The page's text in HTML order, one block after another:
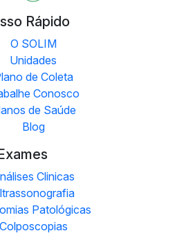
Rápido
O SOLIM
Unidades
de Coleta
Conosco
de Saúde
Blog
Clinicas
Patológicas
Colposcopias